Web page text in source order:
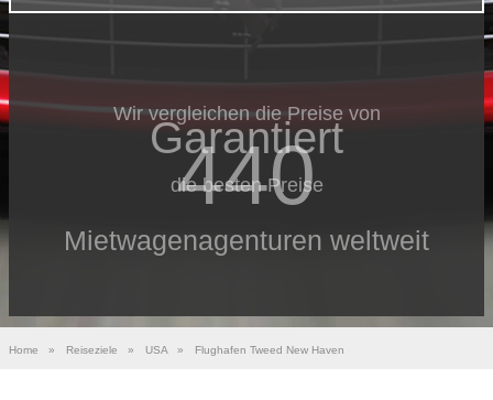
Wir vergleichen die Preise von
440
Mietwagenagenturen weltweit
Garantiert
die besten Preise
Home » Reiseziele » USA » Flughafen Tweed New Haven